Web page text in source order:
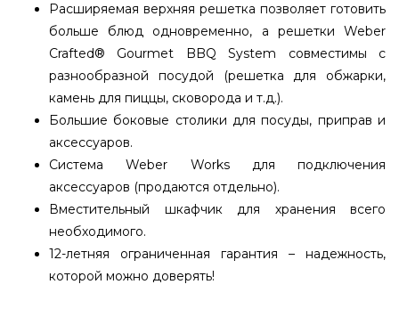
Расширяемая верхняя решетка позволяет готовить
больше блюд одновременно, а решетки Weber
Crafted® Gourmet BBQ System совместимы с
разнообразной посудой (решетка для обжарки,
камень для пиццы, сковорода и т.д.).
Большие боковые столики для посуды, приправ и
аксессуаров.
Система Weber Works для подключения
аксессуаров (продаются отдельно).
Вместительный шкафчик для хранения всего
необходимого.
12-летняя ограниченная гарантия – надежность,
которой можно доверять!